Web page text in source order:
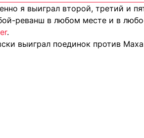
я выиграл второй, третий и
реванш в любом месте и в
.
выиграл поединок против